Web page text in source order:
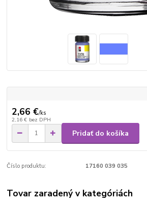
2,66 €/ks
2,16 € bez DPH
Pridať do košíka
Číslo produktu: 17160 039 035
Tovar zaradený v kategóriách